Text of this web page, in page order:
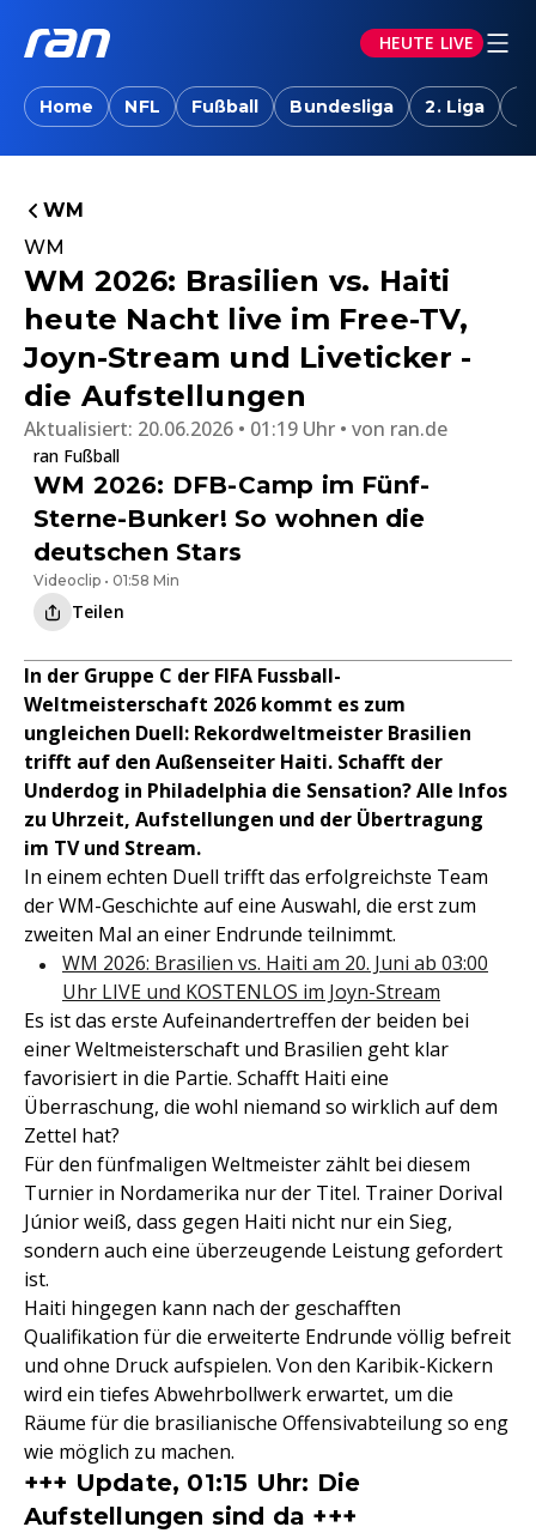
HEUTE LIVE
Home NFL Fußball Bundesliga 2. Liga
WM
WM
WM 2026: Brasilien vs. Haiti
heute Nacht live im Free-TV,
Joyn-Stream und Liveticker -
die Aufstellungen
Aktualisiert: 20.06.2026 • 01:19 Uhr von ran.de
ran Fußball
WM 2026: DFB-Camp im Fünf-
Sterne-Bunker! So wohnen die
deutschen Stars
Videoclip • 01:58 Min
Teilen
In der Gruppe C der FIFA Fussball-
Weltmeisterschaft 2026 kommt es zum
ungleichen Duell: Rekordweltmeister Brasilien
trifft auf den Außenseiter Haiti. Schafft der
Underdog in Philadelphia die Sensation? Alle Infos
zu Uhrzeit, Aufstellungen und der Übertragung
im TV und Stream.
In einem echten Duell trifft das erfolgreichste Team
der WM-Geschichte auf eine Auswahl, die erst zum
zweiten Mal an einer Endrunde teilnimmt.
WM 2026: Brasilien vs. Haiti am 20. Juni ab 03:00
Uhr LIVE und KOSTENLOS im Joyn-Stream
Es ist das erste Aufeinandertreffen der beiden bei
einer Weltmeisterschaft und Brasilien geht klar
favorisiert in die Partie. Schafft Haiti eine
Überraschung, die wohl niemand so wirklich auf dem
Zettel hat?
Für den fünfmaligen Weltmeister zählt bei diesem
Turnier in Nordamerika nur der Titel. Trainer Dorival
Júnior weiß, dass gegen Haiti nicht nur ein Sieg,
sondern auch eine überzeugende Leistung gefordert
ist.
Haiti hingegen kann nach der geschafften
Qualifikation für die erweiterte Endrunde völlig befreit
und ohne Druck aufspielen. Von den Karibik-Kickern
wird ein tiefes Abwehrbollwerk erwartet, um die
Räume für die brasilianische Offensivabteilung so eng
wie möglich zu machen.
+++ Update, 01:15 Uhr: Die
Aufstellungen sind da +++